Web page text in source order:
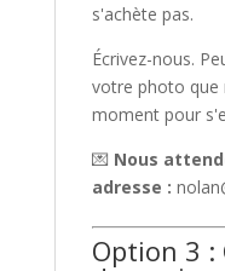
s'achète pas.
Écrivez-nous.
votre photo que
moment pour
💌 Nous
adresse :
Option 3